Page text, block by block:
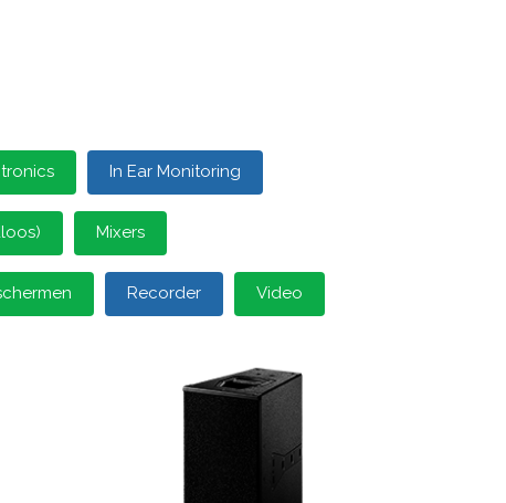
In Ear Monitoring
Mixers
Recorder Video